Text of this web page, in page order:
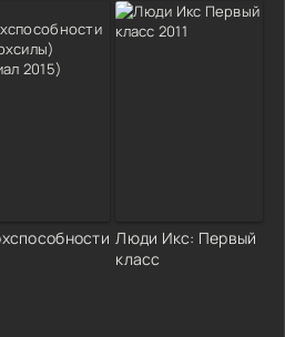
Люди Икс: Первый
класс